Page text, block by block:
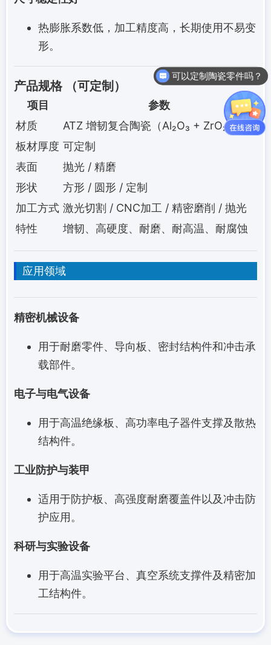
热膨胀系数低，加工精度高，长期使用不易变
形。
产品规格 （可定制）
项目
参数
材质
ATZ 增韧复合陶瓷（Al₂O₃ + ZrO₂）
板材厚度 可定制
表面
抛光 / 精磨
形状
方形 / 圆形 / 定制
加工方式 激光切割 / CNC加工 / 精密磨削 / 抛光
特性
增韧、高硬度、耐磨、耐高温、耐腐蚀
应用领域
精密机械设备
用于耐磨零件、导向板、密封结构件和冲击承
载部件。
电子与电气设备
用于高温绝缘板、高功率电子器件支撑及散热
结构件。
工业防护与装甲
适用于防护板、高强度耐磨覆盖件以及冲击防
护应用。
科研与实验设备
用于高温实验平台、真空系统支撑件及精密加
工结构件。
可以定制陶瓷零件吗？